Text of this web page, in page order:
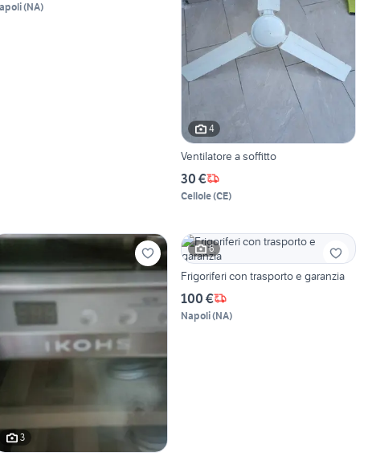
(NA)
4
Ventilatore a soffitto
30 €
Cellole(CE)
3
6
Frigoriferi con trasporto e garanzia
100 €
Napoli(NA)